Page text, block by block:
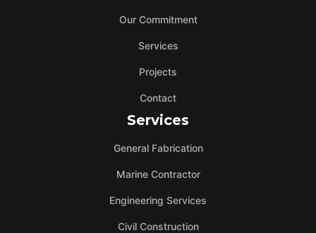
Our Commitment
Services
Projects
Contact
Services
General Fabrication
Marine Contractor
Engineering Services
Civil Construction